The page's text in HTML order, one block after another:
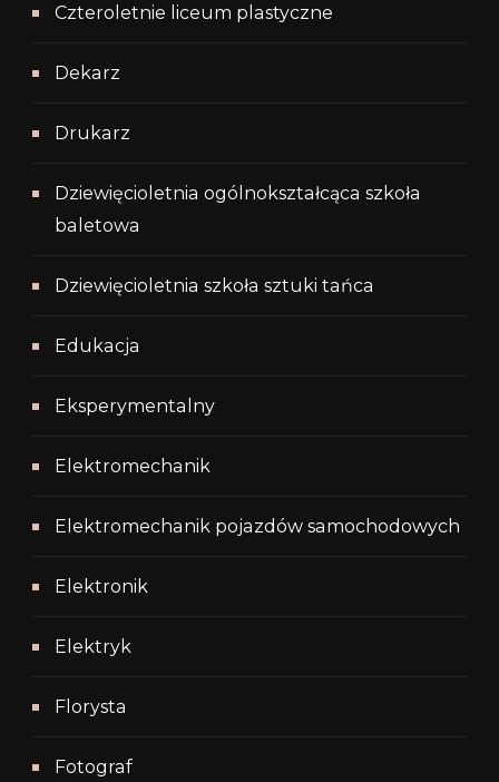
Czteroletnie liceum plastyczne
Dekarz
Drukarz
Dziewięcioletnia ogólnokształcąca szkoła
baletowa
Dziewięcioletnia szkoła sztuki tańca
Edukacja
Eksperymentalny
Elektromechanik
Elektromechanik pojazdów samochodowych
Elektronik
Elektryk
Florysta
Fotograf